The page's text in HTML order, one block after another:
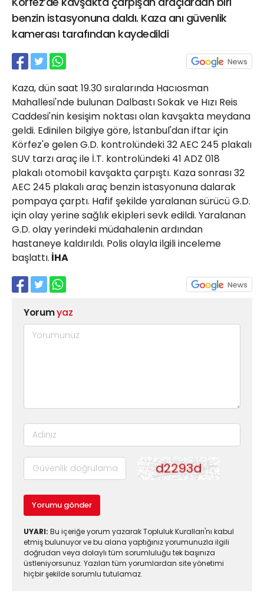
benzin istasyonuna daldı. Kaza anı güvenlik
kamerası tarafından kaydedildi
Kaza, dün saat 19.30 sıralarında Hacıosman
Mahallesi'nde bulunan Dalbastı Sokak ve Hızı Reis
Caddesi'nin kesişim noktası olan kavşakta meydana
geldi. Edinilen bilgiye göre, İstanbul'dan iftar için
Körfez'e gelen G.D. kontrolündeki 32 AEC 245 plakalı
SUV tarzı araç ile İ.T. kontrolündeki 41 ADZ 018
plakalı otomobil kavşakta çarpıştı. Kaza sonrası 32
AEC 245 plakalı araç benzin istasyonuna dalarak
pompaya çarptı. Hafif şekilde yaralanan sürücü G.D.
için olay yerine sağlık ekipleri sevk edildi. Yaralanan
G.D. olay yerindeki müdahalenin ardından
hastaneye kaldırıldı. Polis olayla ilgili inceleme
başlattı. İHA
Yorumyaz
Yorumu gönder
UYARI: Bu içeriğe yorum yazarak Topluluk Kuralları'nı kabul
etmiş bulunuyor ve bu alana yaptığınız yorumunuzla ilgili
doğrudan veya dolaylı tüm sorumluluğu tek başınıza
üstleniyorsunuz. Yazılan tüm yorumlardan site yönetimi
hiçbir şekilde sorumlu tutulamaz.
21 Gölcük
02624132333